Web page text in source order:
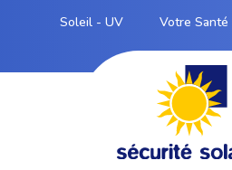
Soleil - UV Votre Santé